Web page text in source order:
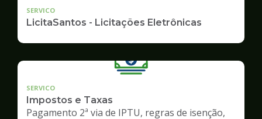
SERVICO
LicitaSantos - Licitações Eletrônicas
SERVICO
Impostos e Taxas
Pagamento 2ª via de IPTU, regras de isenção,